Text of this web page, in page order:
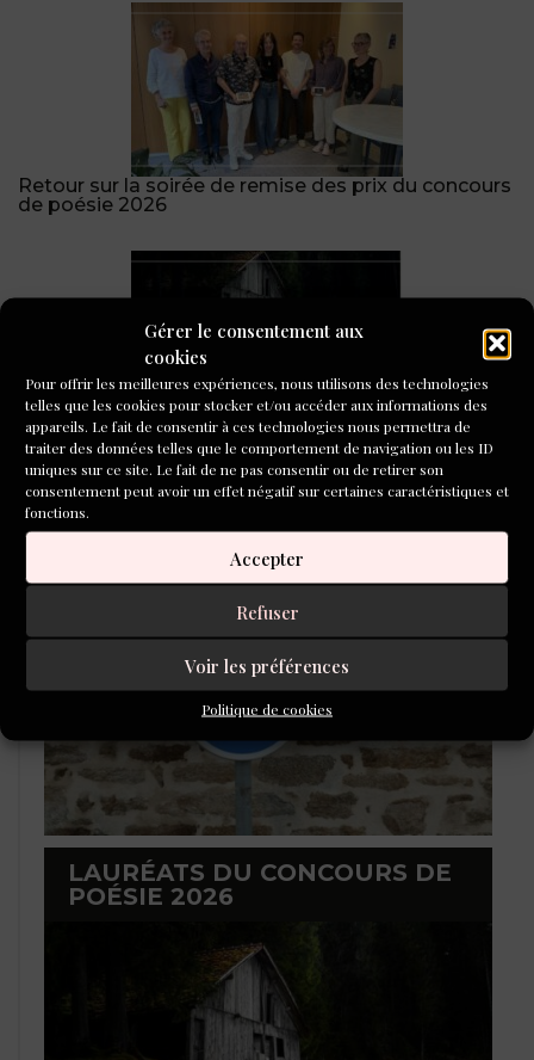
Gérer le consentement aux
cookies
Pour offrir les meilleures expériences, nous utilisons des technologies
telles que les cookies pour stocker et/ou accéder aux informations des
appareils. Le fait de consentir à ces technologies nous permettra de
traiter des données telles que le comportement de navigation ou les ID
uniques sur ce site. Le fait de ne pas consentir ou de retirer son
consentement peut avoir un effet négatif sur certaines caractéristiques et
fonctions.
Accepter
Refuser
Voir les préférences
Politique de cookies
Retour sur la soirée de remise des prix du concours
de poésie 2026
« Quelque part dans la forêt primaire », prix du
public de L’Inventoire !
CONCOURS DE NOUVELLES
2026
LAURÉATS DU CONCOURS DE
POÉSIE 2026